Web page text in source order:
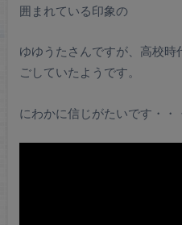
囲まれている印象の
ゆゆうたさんですが、高校時
ごしていたようです。
にわかに信じがたいです・・